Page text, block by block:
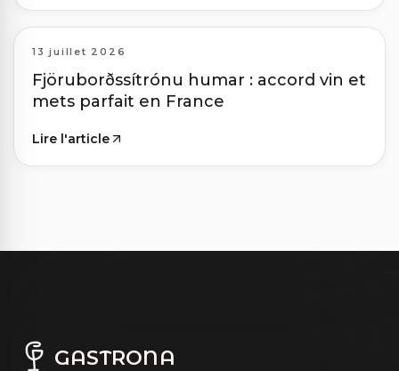
13 juillet 2026
Fjöruborðssítrónu humar : accord vin et
mets parfait en France
Lire l'article
GASTRONA